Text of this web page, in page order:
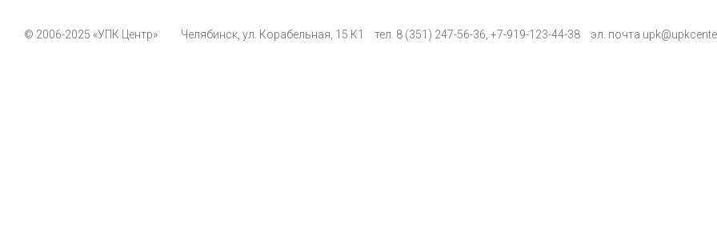
© 2006-2025 «УПК Центр» Челябинск, ул. Корабельная, 15 К1 тел. 8 (351) 247-56-36 +7-919-123-44-38 эл. почта